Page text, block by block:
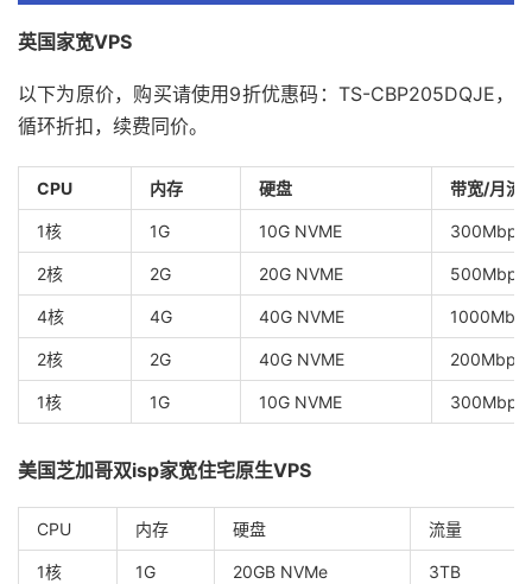
英国家宽VPS
以下为原价，购买请使用9折优惠码：TS-CBP205DQJE，
循环折扣，续费同价。
CPU 内存 硬盘 带宽/月流
1核 1G 10G NVME
2核 2G 20G NVME
4核 4G 40G NVME
2核 2G 40G NVME
1核 1G 10G NVME
美国芝加哥双isp家宽住宅原生VPS
CPU 内存 硬盘 流量
1核 1G 20GB NVMe 3TB